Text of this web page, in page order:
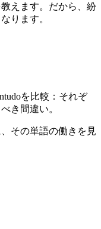
えます。だから、紛
ります。
を比較：それぞ
き間違い。
その単語の働きを見